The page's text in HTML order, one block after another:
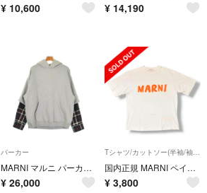
¥ 10,600 ¥ 14,190
パーカー
MARNI マルニ パーカー L グレー 【古着】【中古】【送料無料】
¥ 26,000
国内正規 MARNI ペイントロゴTシャツ 半袖カットソー マルニ THJET49EPH ホワイト 40 （20442M）
¥ 3,800